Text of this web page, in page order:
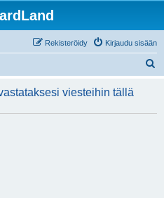
Kirjaudu sisään
Rekisteröidy
i
viesteihin tällä